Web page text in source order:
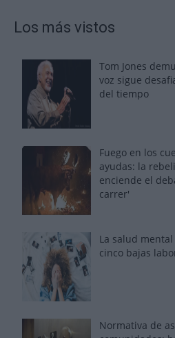
Los más vistos
Tom Jones
voz sigue
del tiempo
Fuego en los
ayudas: la
enciende el
carrer'
La salud
cinco bajas
Normativa de